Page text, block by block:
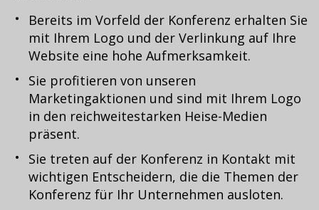
Bereits im Vorfeld der Konferenz erhalten Sie
mit Ihrem Logo und der Verlinkung auf Ihre
Website eine hohe Aufmerksamkeit.
Sie profitieren von unseren
Marketingaktionen und sind mit Ihrem Logo
in den reichweitestarken Heise-Medien
präsent.
Sie treten auf der Konferenz in Kontakt mit
wichtigen Entscheidern, die die Themen der
Konferenz für Ihr Unternehmen ausloten.